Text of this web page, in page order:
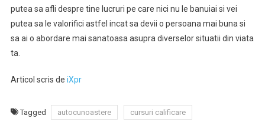
putea sa afli despre tine lucruri pe care nici nu le banuiai si vei
putea sa le valorifici astfel incat sa devii o persoana mai buna si
sa ai o abordare mai sanatoasa asupra diverselor situatii din viata
ta.
Articol scris de iXpr
Tagged autocunoastere cursuri calificare